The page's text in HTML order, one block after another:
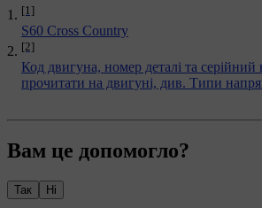
[1]
S60 Cross Country
[2]
Код двигуна, номер деталі та
прочитати на двигуні, див. Типи
Вам це допомогло?
Так Ні